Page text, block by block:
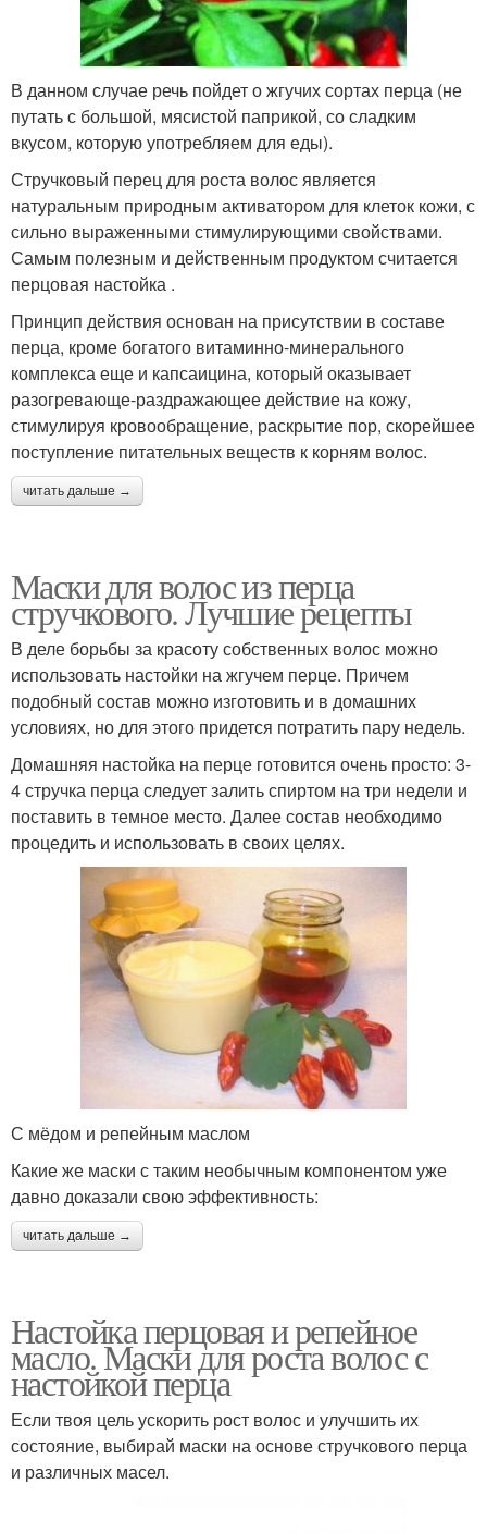
В данном случае речь пойдет о жгучих сортах перца (не
путать с большой, мясистой паприкой, со сладким
вкусом, которую употребляем для еды).
Стручковый перец для роста волос является
натуральным природным активатором для клеток кожи, с
сильно выраженными стимулирующими свойствами.
Самым полезным и действенным продуктом считается
перцовая настойка .
Принцип действия основан на присутствии в составе
перца, кроме богатого витаминно-минерального
комплекса еще и капсаицина, который оказывает
разогревающе-раздражающее действие на кожу,
стимулируя кровообращение, раскрытие пор, скорейшее
поступление питательных веществ к корням волос.
читать дальше →
Маски для волос из перца
стручкового. Лучшие рецепты
В деле борьбы за красоту собственных волос можно
использовать настойки на жгучем перце. Причем
подобный состав можно изготовить и в домашних
условиях, но для этого придется потратить пару недель.
Домашняя настойка на перце готовится очень просто: 3-
4 стручка перца следует залить спиртом на три недели и
поставить в темное место. Далее состав необходимо
процедить и использовать в своих целях.
С мёдом и репейным маслом
Какие же маски с таким необычным компонентом уже
давно доказали свою эффективность:
читать дальше →
Настойка перцовая и репейное
масло. Маски для роста волос с
настойкой перца
Если твоя цель ускорить рост волос и улучшить их
состояние, выбирай маски на основе стручкового перца
и различных масел.